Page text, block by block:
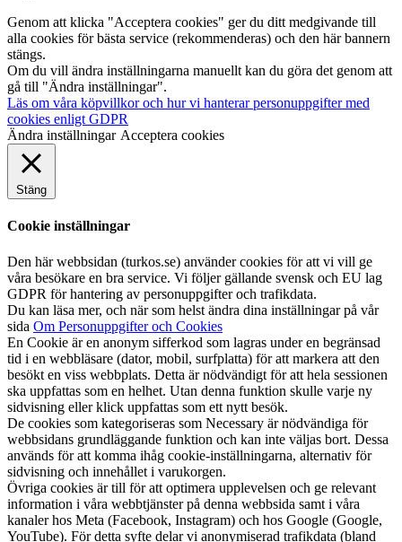
Genom att klicka "Acceptera cookies" ger du ditt medgivande till
alla cookies för bästa service (rekommenderas) och den här bannern
stängs.
Om du vill ändra inställningarna manuellt kan du göra det genom att
gå till "Ändra inställningar".
Läs om våra köpvillkor och hur vi hanterar personuppgifter med
cookies enligt GDPR
Ändra inställningar Acceptera cookies
Stäng
Cookie inställningar
Den här webbsidan (turkos.se) använder cookies för att vi vill ge
våra besökare en bra service. Vi följer gällande svensk och EU lag
GDPR för hantering av personuppgifter och trafikdata.
Du kan läsa mer, och när som helst ändra dina inställningar på vår
sida Om Personuppgifter och Cookies
En Cookie är en anonym sifferkod som lagras under en begränsad
tid i en webbläsare (dator, mobil, surfplatta) för att markera att den
besökt en viss webbplats. Detta är nödvändigt för att hela sessionen
ska uppfattas som en helhet. Utan denna funktion skulle varje ny
sidvisning eller klick uppfattas som ett nytt besök.
De cookies som kategoriseras som Necessary är nödvändiga för
webbsidans grundläggande funktion och kan inte väljas bort. Dessa
används för att komma ihåg cookie-inställningarna, alternativ för
sidvisning och innehållet i varukorgen.
Övriga cookies är till för att optimera upplevelsen och ge relevant
information i våra webbtjänster på denna webbsida samt i våra
kanaler hos Meta (Facebook, Instagram) och hos Google (Google,
YouTube). För detta syfte delar vi anonymiserad trafikdata (bland